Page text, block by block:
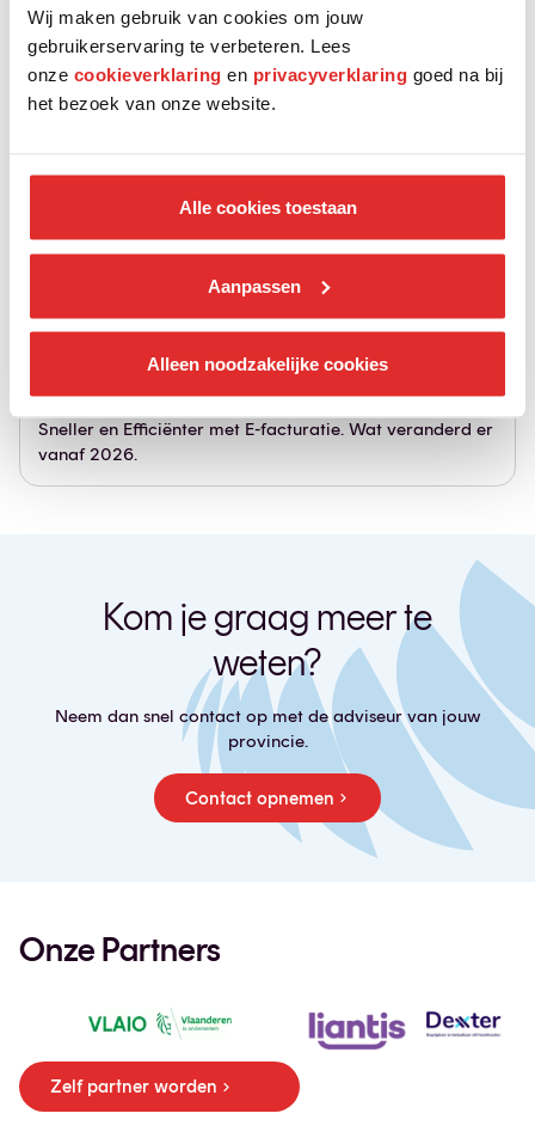
Wij maken gebruik van cookies om jouw
gebruikerservaring te verbeteren. Lees
onze cookieverklaring en privacyverklaring goed na bij
het bezoek van onze website.
Alle cookies toestaan
Aanpassen
Alleen noodzakelijke cookies
Pop-up van het jaar 2025
Digitalisering
E-facturatie
Sneller en Efficiënter met E-facturatie. Wat veranderd er
vanaf 2026.
Kom je graag meer te
weten?
Neem dan snel contact op met de adviseur van jouw
provincie.
Contact opnemen
Onze Partners
Zelf partner worden